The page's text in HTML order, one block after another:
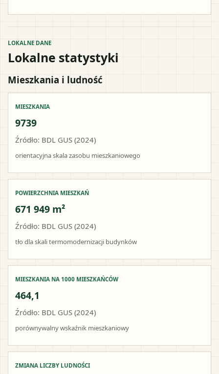
LOKALNE DANE
Lokalne statystyki
Mieszkania i ludność
MIESZKANIA
9739
Źródło: BDL GUS (2024)
orientacyjna skala zasobu mieszkaniowego
POWIERZCHNIA MIESZKAŃ
671 949 m²
Źródło: BDL GUS (2024)
tło dla skali termomodernizacji budynków
MIESZKANIA NA 1000 MIESZKAŃCÓW
464,1
Źródło: BDL GUS (2024)
porównywalny wskaźnik mieszkaniowy
ZMIANA LICZBY LUDNOŚCI